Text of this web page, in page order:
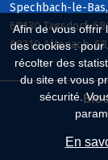
Afin de vous offrir
des cookies :
récolter des
du site et vous
sécurité.
En
Spechbach-le-
68130 Tagsdorf,
68210 Altenach,